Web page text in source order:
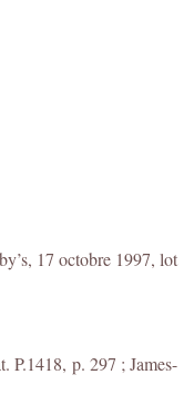
17 octobre 1997, lot
P.1418, p. 297 ; James-